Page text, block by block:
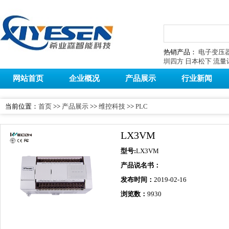
热销产品： 电子变压
圳四方 日本松下 流量
网站首页 企业概况 产品展示 行业新闻
当前位置： 首页 >> 产品展示 >> 维控科技 >> PLC
LX3VM
型号:LX3VM
产品说名书：
发布时间： 2019-02-16
浏览数： 9930